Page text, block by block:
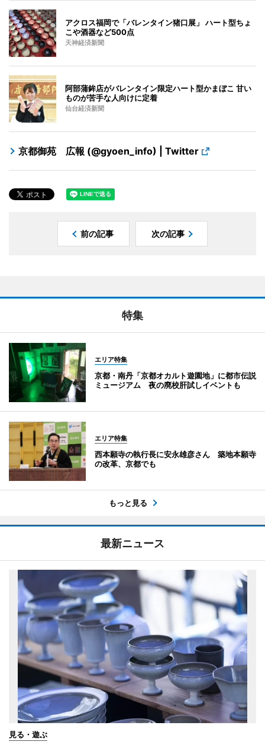
アクロス福岡で「バレンタイン猪口展」 ハート型ちょ
こや酒器など500点
天神経済新聞
阿部蒲鉾店がバレンタイン限定ハート型かまぼこ 甘い
ものが苦手な人向けに定着
仙台経済新聞
京都御苑 広報 (@gyoen_info) | Twitter
前の記事 次の記事
特集
エリア特集
京都・南丹「京都オカルト遊園地」に都市伝説
ミュージアム 夜の廃校肝試しイベントも
エリア特集
西本願寺の執行長に安永雄彦さん 築地本願寺
の改革、京都でも
もっと見る
最新ニュース
見る・遊ぶ